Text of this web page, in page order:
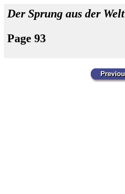
Der Sprung aus der Welt
Page 93